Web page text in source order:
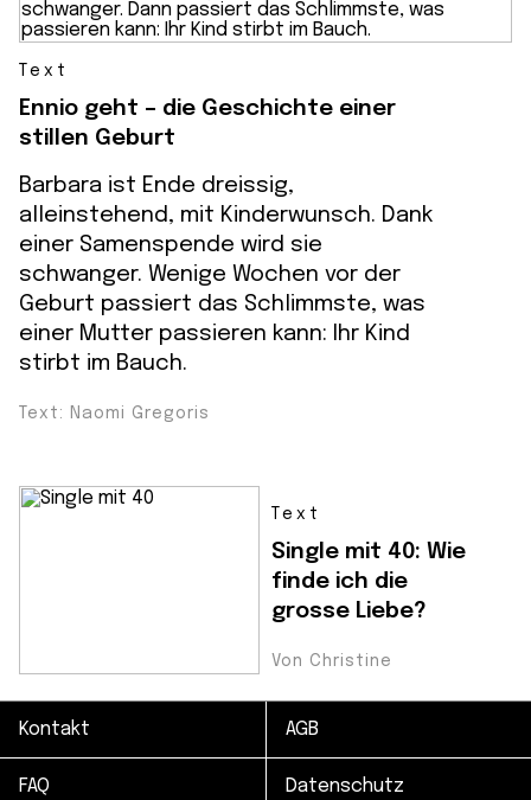
Text
Ennio geht – die Geschichte einer
stillen Geburt
Barbara ist Ende dreissig,
alleinstehend, mit Kinderwunsch. Dank
einer Samen­spende wird sie
schwanger. Wenige Wochen vor der
Geburt passiert das Schlimmste, was
einer Mutter passieren kann: Ihr Kind
stirbt im Bauch.
Text: Naomi Gregoris
Text
Single mit 40: Wie
finde ich die
grosse Liebe?
Von Christine
Kontakt AGB
FAQ Datenschutz